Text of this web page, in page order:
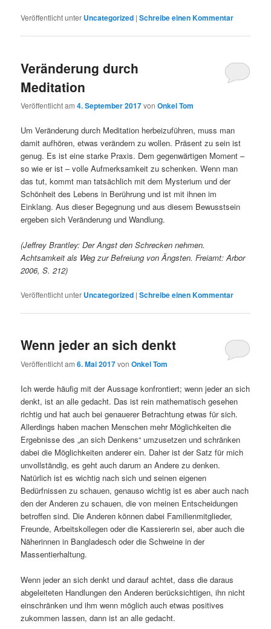
Veröffentlicht unter Uncategorized |Schreibe einen Kommentar
Veränderung durch
Meditation
Veröffentlicht am4. September 2017vonOnkel Tom
Um Veränderung durch Meditation herbeizuführen, muss man
damit aufhören, etwas verändern zu wollen. Präsent zu sein ist
genug. Es ist eine starke Praxis. Dem gegenwärtigen Moment –
so wie er ist – volle Aufmerksamkeit zu schenken. Wenn man
das tut, kommt man tatsächlich mit dem Mysterium und der
Schönheit des Lebens in Berührung und ist mit ihnen im
Einklang. Aus dieser Begegnung und aus diesem Bewusstsein
ergeben sich Veränderung und Wandlung.
(Jeffrey Brantley: Der Angst den Schrecken nehmen.
Achtsamkeit als Weg zur Befreiung von Ängsten. Freiamt: Arbor
2006, S. 212)
Veröffentlicht unter Uncategorized |Schreibe einen Kommentar
Wenn jeder an sich denkt
Veröffentlicht am6. Mai 2017vonOnkel Tom
Ich werde häufig mit der Aussage konfrontiert; wenn jeder an sich
denkt, ist an alle gedacht. Das ist rein mathematisch gesehen
richtig und hat auch bei genauerer Betrachtung etwas für sich.
Allerdings haben machen Menschen mehr Möglichkeiten die
Ergebnisse des „an sich Denkens“ umzusetzen und schränken
dabei die Möglichkeiten anderer ein. Daher ist der Satz für mich
unvollständig, es geht auch darum an Andere zu denken.
Natürlich ist es wichtig nach sich und seinen eigenen
Bedürfnissen zu schauen, genauso wichtig ist es aber auch nach
den der Anderen zu schauen, die von meinen Entscheidungen
betroffen sind. Die Anderen können dabei Familienmitglieder,
Freunde, Arbeitskollegen oder die Kassiererin sei, aber auch die
Näherinnen in Bangladesch oder die Schweine in der
Massentierhaltung.
Wenn jeder an sich denkt und darauf achtet, dass die daraus
abgeleiteten Handlungen den Anderen berücksichtigen, ihn nicht
einschränken und ihm wenn möglich auch etwas positives
zukommen lassen, dann ist an alle gedacht.